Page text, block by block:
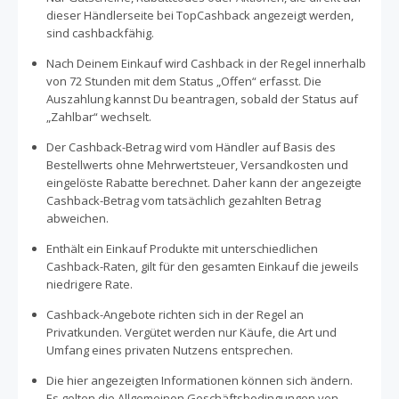
dieser Händlerseite bei TopCashback angezeigt werden,
sind cashbackfähig.
Nach Deinem Einkauf wird Cashback in der Regel innerhalb
von 72 Stunden mit dem Status „Offen“ erfasst. Die
Auszahlung kannst Du beantragen, sobald der Status auf
„Zahlbar“ wechselt.
Der Cashback-Betrag wird vom Händler auf Basis des
Bestellwerts ohne Mehrwertsteuer, Versandkosten und
eingelöste Rabatte berechnet. Daher kann der angezeigte
Cashback-Betrag vom tatsächlich gezahlten Betrag
abweichen.
Enthält ein Einkauf Produkte mit unterschiedlichen
Cashback-Raten, gilt für den gesamten Einkauf die jeweils
niedrigere Rate.
Cashback-Angebote richten sich in der Regel an
Privatkunden. Vergütet werden nur Käufe, die Art und
Umfang eines privaten Nutzens entsprechen.
Die hier angezeigten Informationen können sich ändern.